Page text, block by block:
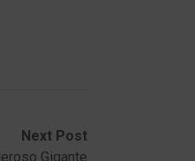
Next Post
Gigante